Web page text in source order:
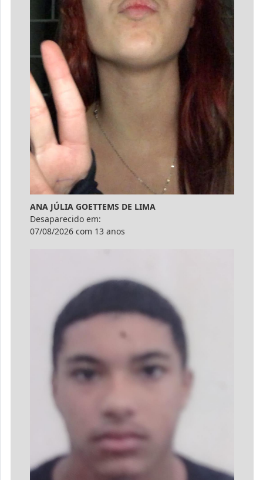
ANA JÚLIA GOETTEMS DE LIMA
Desaparecido em:
07/08/2026 com 13 anos